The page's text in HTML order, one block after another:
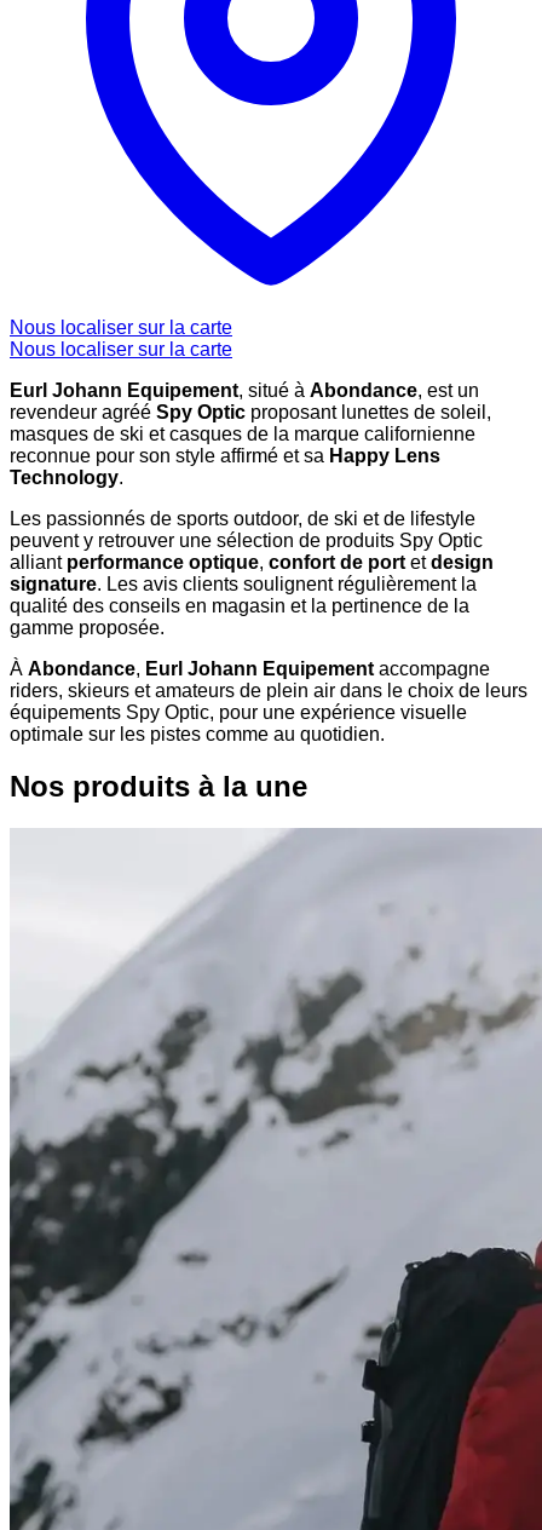
Nous localiser sur la carte
Nous localiser sur la carte
Eurl Johann Equipement, situé à Abondance, est un
revendeur agréé Spy Optic proposant lunettes de soleil,
masques de ski et casques de la marque californienne
reconnue pour son style affirmé et sa Happy Lens
Technology.
Les passionnés de sports outdoor, de ski et de lifestyle
peuvent y retrouver une sélection de produits Spy Optic
alliant performance optique, confort de portetdesign
signature. Les avis clients soulignent régulièrement la
qualité des conseils en magasin et la pertinence de la
gamme proposée.
À Abondance, Eurl Johann Equipementaccompagne
riders, skieurs et amateurs de plein air dans le choix de leurs
équipements Spy Optic, pour une expérience visuelle
optimale sur les pistes comme au quotidien.
Nos produits à la une